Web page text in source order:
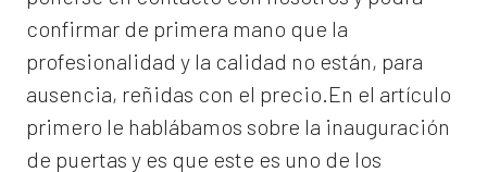
confirmar de primera mano que la
profesionalidad y la calidad no están, para
ausencia, reñidas con el precio.En el artículo
primero le hablábamos sobre la inauguración
de puertas y es que este es uno de los